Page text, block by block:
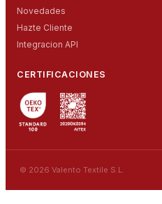
Novedades
Hazte Cliente
Integracion API
CERTIFICACIONES
© 2026 Valento Textile S.L.